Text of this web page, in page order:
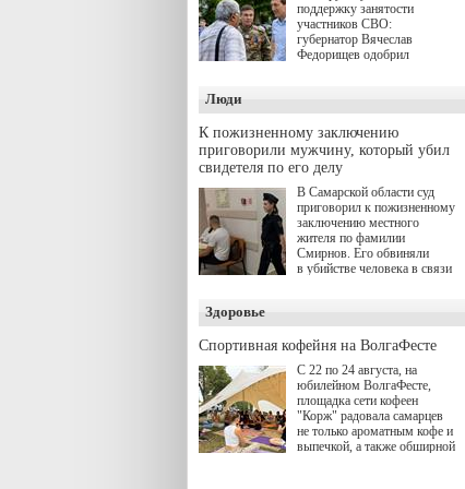
поддержку занятости
участников СВО:
губернатор Вячеслав
Федорищев одобрил
Живайкина, направленные
на трудоустройство и более
спокойную адаптацию к
мирной жизни.
Люди
К пожизненному заключению
приговорили мужчину, который убил
свидетеля по его делу
В Самарской области суд
приговорил к пожизненному
заключению местного
жителя по фамилии
Смирнов. Его обвиняли
в убийстве человека в связи
Здоровье
Спортивная кофейня на ВолгаФесте
С 22 по 24 августа, на
юбилейном ВолгаФесте,
площадка сети кофеен
"Корж" радовала самарцев
не только ароматным кофе и
выпечкой, а также обширной